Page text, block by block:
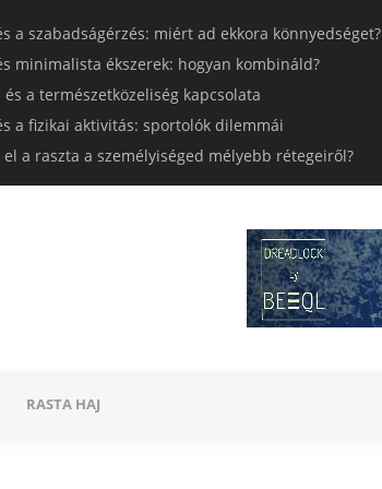
a szabadságérzés: miért ad ekkora könnyedséget?
minimalista ékszerek: hogyan kombináld?
és a természetközeliség kapcsolata
a fizikai aktivitás: sportolók dilemmái
a raszta a személyiséged mélyebb rétegeiről?
RASTA HAJ